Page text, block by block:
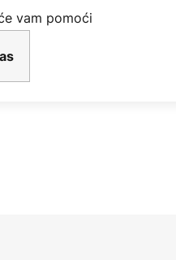
vam pomoći